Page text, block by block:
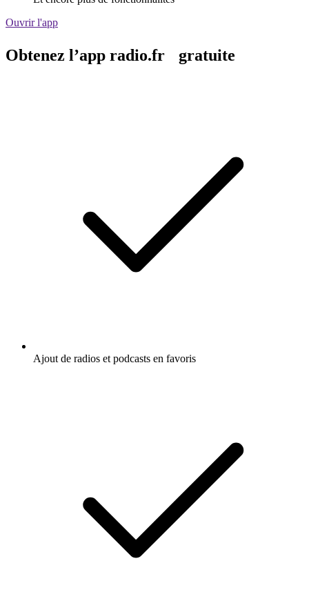
Ouvrir l'app
Obtenez l’app radio.fr gratuite
Ajout de radios et podcasts en favoris